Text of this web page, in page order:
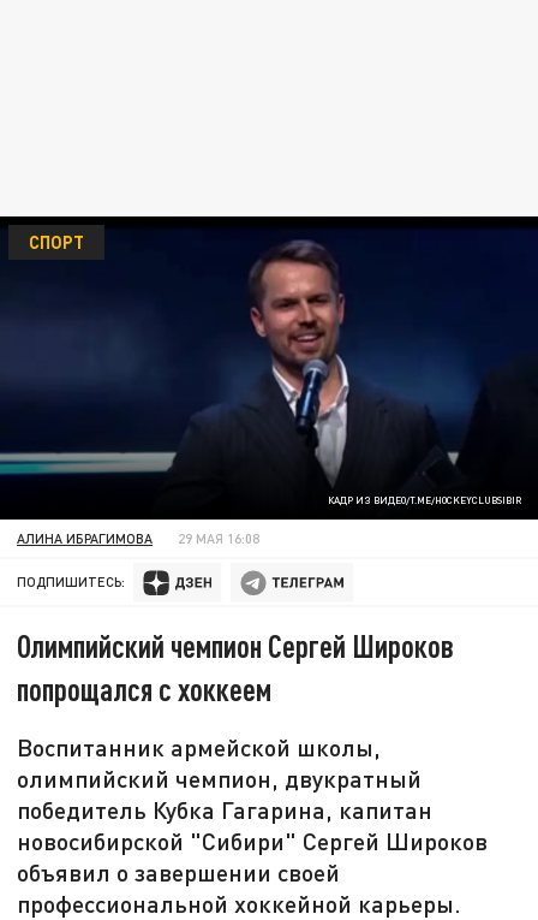
КАДР ИЗ ВИДЕО/T.ME/HOCKEYCLUBSIBIR
СПОРТ
АЛИНА ИБРАГИМОВА 29 МАЯ 16:08
ПОДПИШИТЕСЬ:
Олимпийский чемпион Сергей Широков
попрощался с хоккеем
Воспитанник армейской школы,
олимпийский чемпион, двукратный
победитель Кубка Гагарина, капитан
новосибирской "Сибири" Сергей Широков
объявил о завершении своей
профессиональной хоккейной карьеры.